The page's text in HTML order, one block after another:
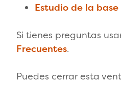
Estudio de la
Si tienes preguntas
Frecuentes.
Puedes cerrar esta